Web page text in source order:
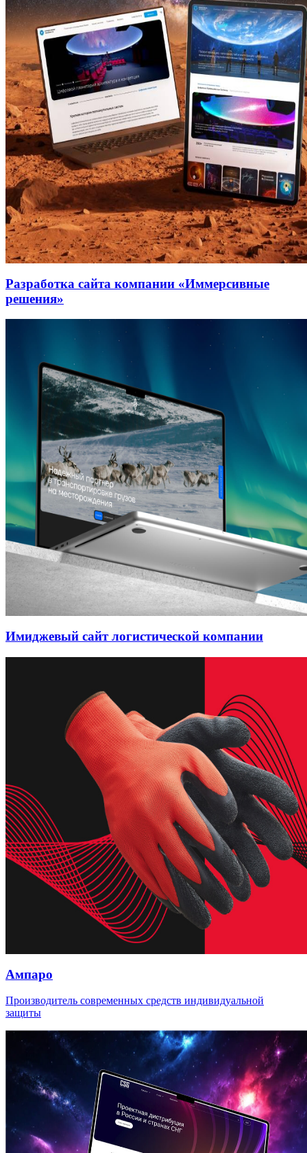
Разработка сайта компании «Иммерсивные
решения»
Имиджевый сайт логистической компании
Ампаро
Производитель современных средств индивидуальной
защиты